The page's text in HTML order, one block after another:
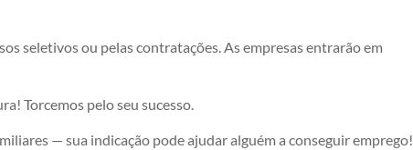
seletivos ou pelas contratações. As empresas entrarão em
Torcemos pelo seu sucesso.
— sua indicação pode ajudar alguém a conseguir emprego!